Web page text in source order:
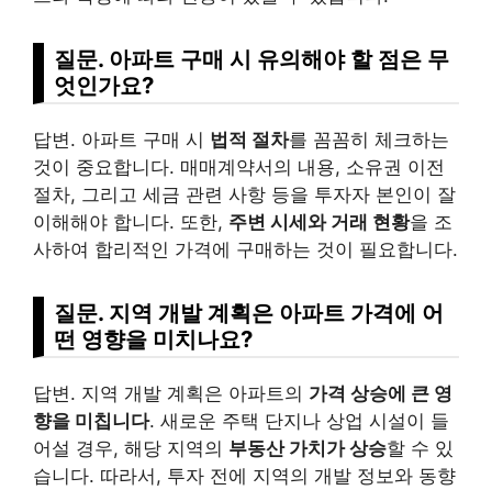
질문. 아파트 구매 시 유의해야 할 점은 무
엇인가요?
답변. 아파트 구매 시 법적 절차를 꼼꼼히 체크하는
것이 중요합니다. 매매계약서의 내용, 소유권 이전
절차, 그리고 세금 관련 사항 등을 투자자 본인이 잘
이해해야 합니다. 또한, 주변 시세와 거래 현황을 조
사하여 합리적인 가격에 구매하는 것이 필요합니다.
질문. 지역 개발 계획은 아파트 가격에 어
떤 영향을 미치나요?
답변. 지역 개발 계획은 아파트의 가격 상승에 큰 영
향을 미칩니다. 새로운 주택 단지나 상업 시설이 들
어설 경우, 해당 지역의 부동산 가치가 상승할 수 있
습니다. 따라서, 투자 전에 지역의 개발 정보와 동향